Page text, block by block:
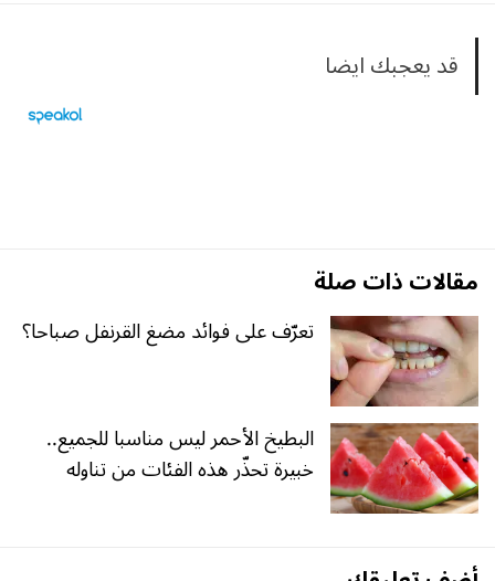
قد يعجبك ايضا
مقالات ذات صلة
تعرّف على فوائد مضغ القرنفل صباحا؟
البطيخ الأحمر ليس مناسبا للجميع..
خبيرة تحذّر هذه الفئات من تناوله